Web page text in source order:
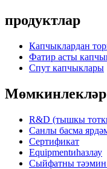
продуктлар
Капчыклардан
Фатир асты
Спут капчыклары
Мөмкинлекләр
R&D (тышкы
Санлы басма
Сертификат
Equipmentиһазлау
Сыйфатны тәэмин